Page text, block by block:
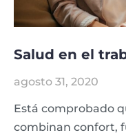
Salud en el
agosto 31, 2020
Está comprobado
combinan confort,